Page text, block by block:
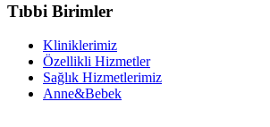
Tıbbi Birimler
Kliniklerimiz
Özellikli Hizmetler
Sağlık Hizmetlerimiz
Anne&Bebek